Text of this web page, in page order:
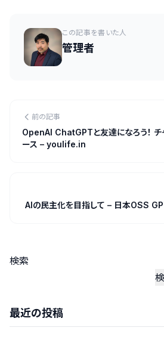
この記事を書いた人
管理者
前の記事
OpenAI ChatGPTと友達になろう！ チ
ース – youlife.in
AIの民主化を目指して – 日本OSS
検索
最近の投稿